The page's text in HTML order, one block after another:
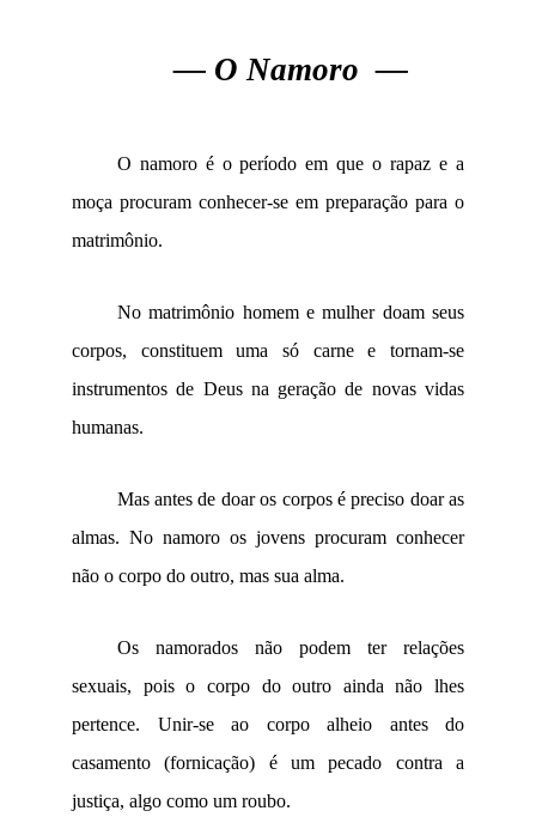
— O Namoro —
O namoro é o período em que o rapaz e a
moça procuram conhecer-se em preparação para o
matrimônio.
No matrimônio homem e mulher doam seus
corpos, constituem uma só carne e tornam-se
instrumentos de Deus na geração de novas vidas
humanas.
Mas antes de doar os corpos é preciso doar as
almas. No namoro os jovens procuram conhecer
não o corpo do outro, mas sua alma.
Os namorados não podem ter relações
sexuais, pois o corpo do outro ainda não lhes
pertence. Unir-se ao corpo alheio antes do
casamento (fornicação) é um pecado contra a
justiça, algo como um roubo.